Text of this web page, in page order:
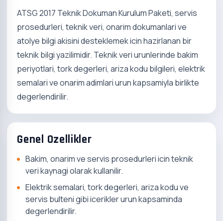
ATSG 2017 Teknik Dokuman Kurulum Paketi, servis
prosedurleri, teknik veri, onarim dokumanlari ve
atolye bilgi akisini desteklemek icin hazirlanan bir
teknik bilgi yazilimidir. Teknik veri urunlerinde bakim
periyotlari, tork degerleri, ariza kodu bilgileri, elektrik
semalari ve onarim adimlari urun kapsamiyla birlikte
degerlendirilir.
Genel Ozellikler
Bakim, onarim ve servis prosedurleri icin teknik
veri kaynagi olarak kullanilir.
Elektrik semalari, tork degerleri, ariza kodu ve
servis bulteni gibi icerikler urun kapsaminda
degerlendirilir.